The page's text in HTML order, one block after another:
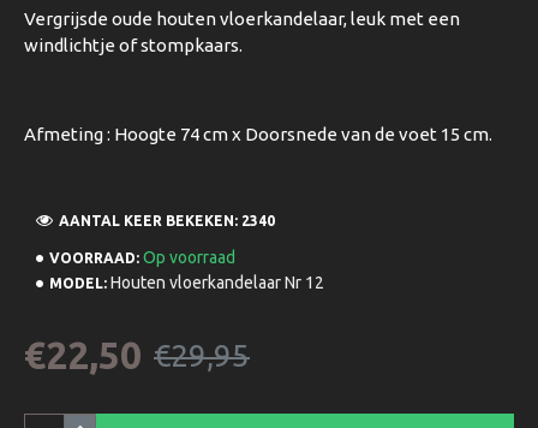
Vergrijsde oude houten vloerkandelaar, leuk met een
windlichtje of stompkaars.
Afmeting : Hoogte 74 cm x Doorsnede van de voet 15 cm.
VOORRAAD: Op voorraad
MODEL: Houten vloerkandelaar Nr 12
AANTAL KEER BEKEKEN: 2340
€22,50 €29,95